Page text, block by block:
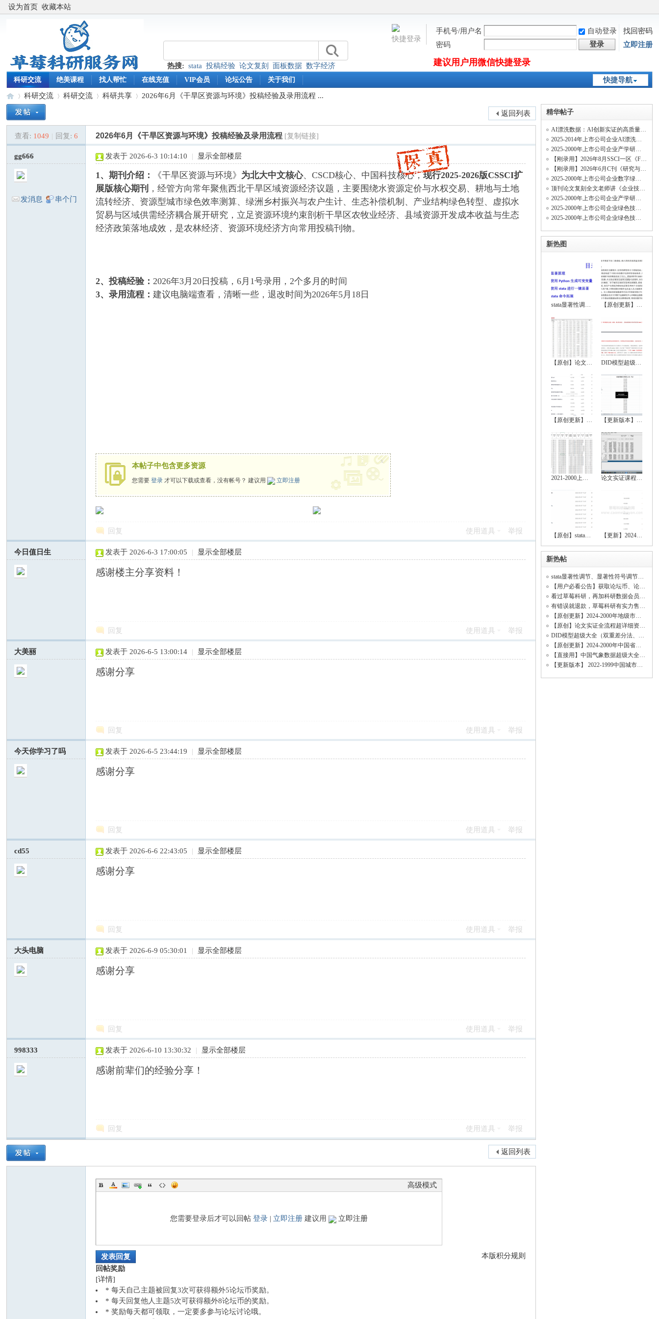
设为首页 收藏本站
热搜: stata 投稿经验 论文复刻 面板数据 数字经济
手机号/用户名 自动登录
找回密码
密码
登录 立即注册
建议用户用微信快捷登录
快捷登录
快捷导航
科研交流 绝美课程 找人帮忙 在线充值 VIP会员 论坛公告 关于我们
»
科研交流
›
科研交流 科研共享 2026年6月《干旱区资源与环境》投稿经验及录用流程 ...
返回列表
查看: 1049 | 回复: 6 2026年6月《干旱区资源与环境》投稿经验及录用流程 [复制链接]
gg666
发消息 串个门
发表于 2026-6-3 10:14:10 | 显示全部楼层
1、期刊介绍： 《干旱区资源与环境》 为北大中文核心、CSCD核心、中国科技核心，现行2025-2026版CSSCI扩
展版核心期刊 ，经管方向常年聚焦西北干旱区域资源经济议题，主要围绕水资源定价与水权交易、耕地与土地
流转经济、资源型城市绿色效率测算、绿洲乡村振兴与农户生计、生态补偿机制、产业结构绿色转型、虚拟水
贸易与区域供需经济耦合展开研究，立足资源环境约束剖析干旱区农牧业经济、县域资源开发成本收益与生态
经济政策落地成效，是农林经济、资源环境经济方向常用投稿刊物。
2、投稿经验：2026年3月20日投稿，6月1号录用，2个多月的时间
3、录用流程：建议电脑端查看，清晰一些，退改时间为2026年5月18日
本帖子中包含更多资源
您需要登录 才可以下载或查看，没有帐号？ 建议用 立即注册
x
回复 使用道具 举报
今日值日生 发表于 2026-6-3 17:00:05 | 显示全部楼层
感谢楼主分享资料！
回复 使用道具 举报
大美丽 发表于 2026-6-5 13:00:14 | 显示全部楼层
感谢分享
回复 使用道具 举报
今天你学习了吗 发表于 2026-6-5 23:44:19 | 显示全部楼层
感谢分享
回复 使用道具 举报
cd55 发表于 2026-6-6 22:43:05 | 显示全部楼层
感谢分享
回复 使用道具 举报
大头电脑 发表于 2026-6-9 05:30:01 | 显示全部楼层
感谢分享
回复 使用道具 举报
998333 发表于 2026-6-10 13:30:32 | 显示全部楼层
感谢前辈们的经验分享！
回复 使用道具 举报
返回列表
高级模式
您需要登录后才可以回帖登录 | 立即注册 建议用 立即注册
本版积分规则
发表回复
回帖奖励
[详情]
* 每天自己主题被回复3次可获得额外5论坛币奖励。
* 每天回复他人主题5次可获得额外8论坛币的奖励。
* 奖励每天都可领取，一定要多参与论坛讨论哦。
精华帖子
AI漂洗数据：AI创新实证的高质量纯净新变量
2025-2014年上市公司企业AI漂洗测算数据、招聘AI漂洗数据
2025-2000年上市公司企业产学研合作创新网络数据
【刚录用】2026年8月SSCI一区《Finance Research Letters》投稿经验及录用流程
【刚录用】2026年6月C刊《研究与发展管理》投稿经验及录用流程
2025-2000年上市公司企业数字绿色技术创新、数字经济绿色专利、绿色数字专利和绿色数
顶刊论文复刻全文老师讲《企业技术网络结构与关键核心技术创新速度》（两阶段系统矩估
2025-2000年上市公司企业产学研绿色合作创新网络数据
2025-2000年上市公司企业绿色技术足迹相似度数据（行业绿色技术足迹相似度、历史绿色
2025-2000年上市公司企业绿色技术多元化数据、绿色知识多元化数据
新热图
stata显著性调节、显著性符号调节、回归显 【原创更新】2024-2000年地级市数字经济综
【原创】论文实证全流程超详细资料（数据处 DID模型超级大全（双重差分法、政策评估）
【原创更新】2024-2000年中国省级数字经济 【更新版本】 2022-1999中国城市统计年鉴、
2021-2000上市公司绿色创新数据大全（创新 论文实证课程（stata安装包、数据处理、基
【原创】stata空间计量全流程操作资料（数 【更新】2024-2000上市公司绿色创新、上市
新热帖